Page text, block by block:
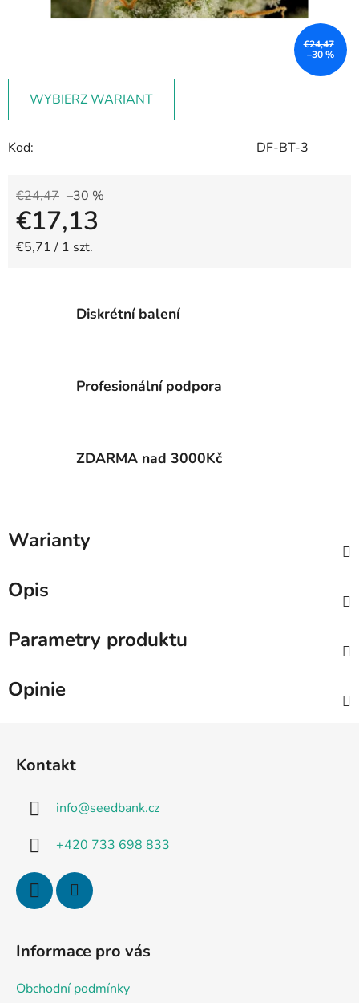
WYBIERZ WARIANT
Kod: DF-BT-3
€24,47 –30 %
€17,13
Cena jednostkowa:
€5,71 / 1 szt.
€24,47
–30 %
Diskrétní balení
Profesionální podpora
ZDARMA nad 3000Kč
Warianty
Opis
Parametry produktu
Opinie
Kontakt
info@seedbank.cz
+420 733 698 833
Informace pro vás
Obchodní podmínky